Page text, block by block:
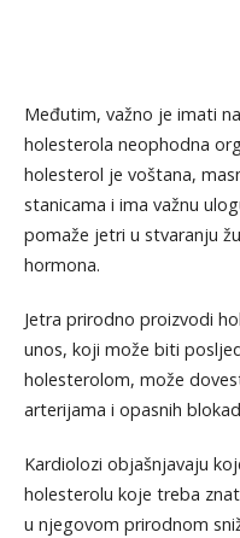
Međutim, važno je imati
holesterola neophodna
holesterol je voštana,
stanicama i ima važnu
pomaže jetri u stvaranju
hormona.
Jetra prirodno proizvodi
unos, koji može biti
holesterolom, može
arterijama i opasnih
Kardiolozi objašnjavaju
holesterolu koje treba
u njegovom prirodnom